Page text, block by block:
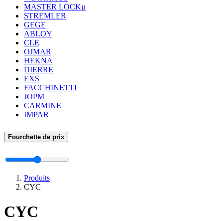
MASTER LOCKµ
STREMLER
GEGE
ABLOY
CLE
OJMAR
HEKNA
DIERRE
EXS
FACCHINETTI
JOPM
CARMINE
IMPAR
Fourchette de prix
Produits
CYC
CYC